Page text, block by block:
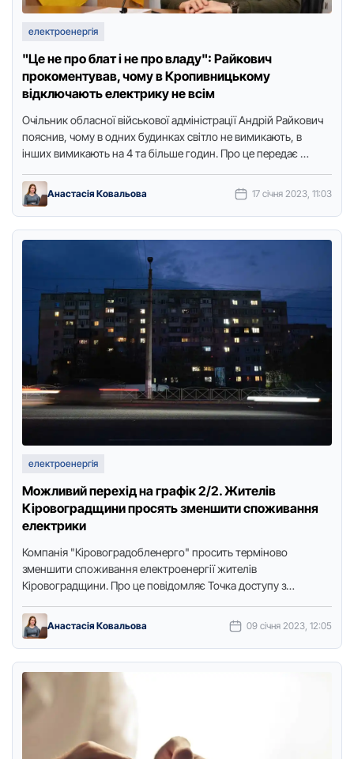
електроенергія
"Це не про блат і не про владу": Райкович
прокоментував, чому в Кропивницькому
відключають електрику не всім
Очільник обласної військової адміністрації Андрій Райкович
пояснив, чому в одних будинках світло не вимикають, в
інших вимикають на 4 та більше годин. Про це передає …
Анастасія Ковальова 17 січня 2023, 11:03
електроенергія
Можливий перехід на графік 2/2. Жителів
Кіровоградщини просять зменшити споживання
електрики
Компанія "Кіровоградобленерго" просить терміново
зменшити споживання електроенергії жителів
Кіровоградщини. Про це повідомляє Точка доступу з
погодних умов, …
Анастасія Ковальова 09 січня 2023, 12:05